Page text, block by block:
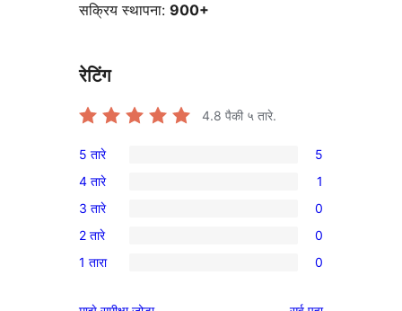
सक्रिय स्थापना: 900+
रेटिंग
4.8 पैकी ५ तारे.
5
5-
तारांकित
परीक्षणे
5 तारे 5
1
4-
तारांकित
पुनरावलोकन
4 तारे 1
0
3-
तारांकित
3 तारे 0
0
2-
2 तारे 0
0
1 तारा 0